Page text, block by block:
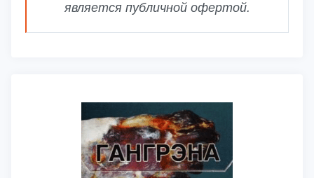
является публичной офертой.